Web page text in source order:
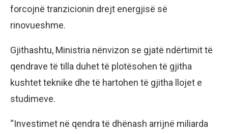
forcojnë tranzicionin drejt energjisë së
rinovueshme.
Gjithashtu, Ministria nënvizon se gjatë ndërtimit të
qendrave të tilla duhet të plotësohen të gjitha
kushtet teknike dhe të hartohen të gjitha llojet e
studimeve.
“Investimet në qendra të dhënash arrijnë miliarda